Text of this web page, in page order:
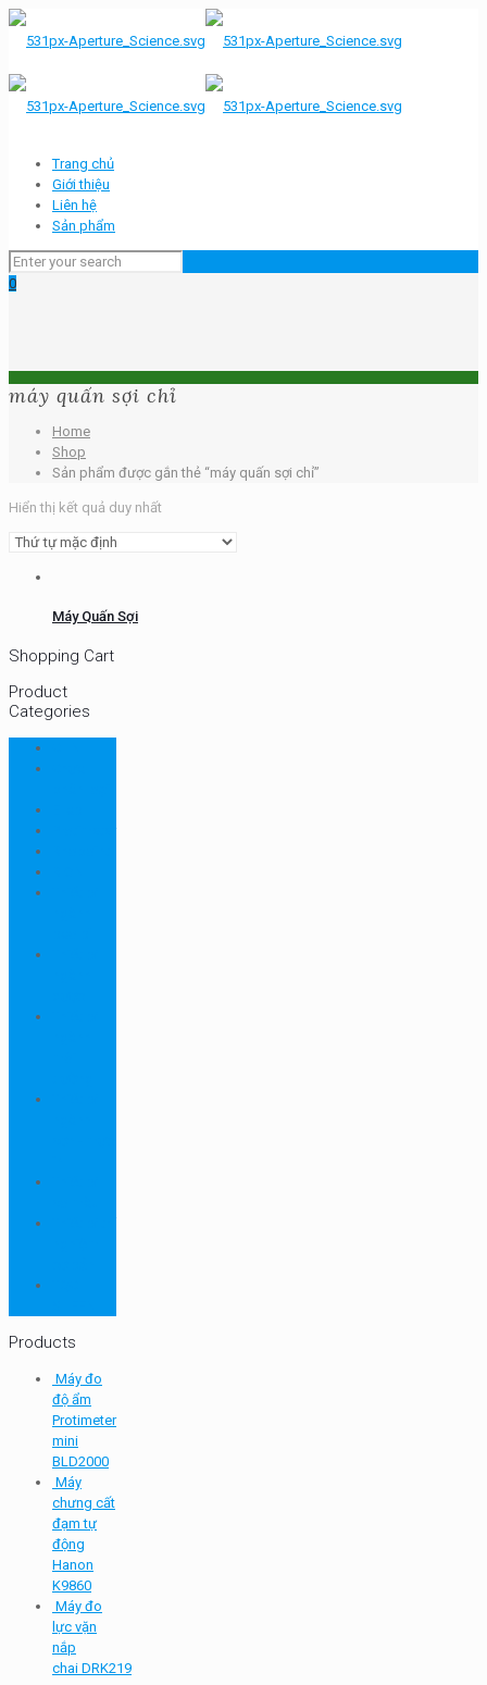
Trang chủ
Giới thiệu
Liên hệ
Sản phẩm
0
máy quấn sợi chỉ
Home
Shop
Sản phẩm được gắn thẻ “máy quấn sợi chỉ”
Hiển thị kết quả duy nhất
Máy Quấn Sợi
Shopping Cart
Product
Categories
Products
Máy đo
độ ẩm
Protimeter
mini
BLD2000
Máy
chưng cất
đạm tự
động
Hanon
K9860
Máy đo
lực vặn
nắp
chai DRK219